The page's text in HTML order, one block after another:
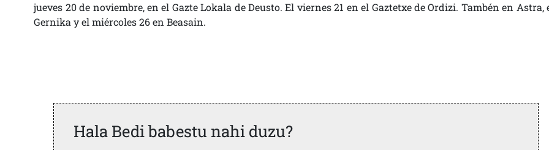
jueves 20 de noviembre, en el Gazte Lokala de Deusto. El viernes 21 en el Gaztetxe de Ordizi. Tambén en Astra,
Gernika y el miércoles 26 en Beasain.
Hala Bedi babestu nahi duzu?